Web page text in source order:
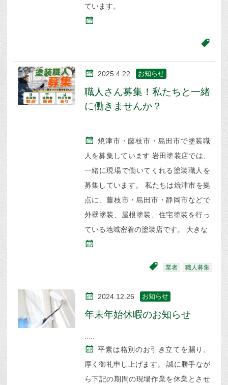
ています。
2025.4.22 お知らせ
職人さん募集！私たちと一緒
に働きませんか？
焼津市・藤枝市・島田市で塗装職
人を募集しています 岩田塗装店では、
一緒に現場で働いてくれる塗装職人を
募集しています。 私たちは焼津市を拠
点に、藤枝市・島田市・静岡市などで
外壁塗装、屋根塗装、住宅塗装を行っ
ている地域密着の塗装店です。 大きな
業者 職人募集
2024.12.26 お知らせ
年末年始休暇のお知らせ
平素は格別のお引き立てを賜り、
厚く御礼申し上げます。 誠に勝手なが
ら下記の期間の現場作業を休業とさせ